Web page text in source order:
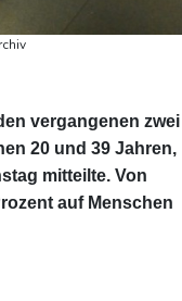
vergangenen zwei
20 und 39 Jahren,
mitteilte. Von
auf Menschen